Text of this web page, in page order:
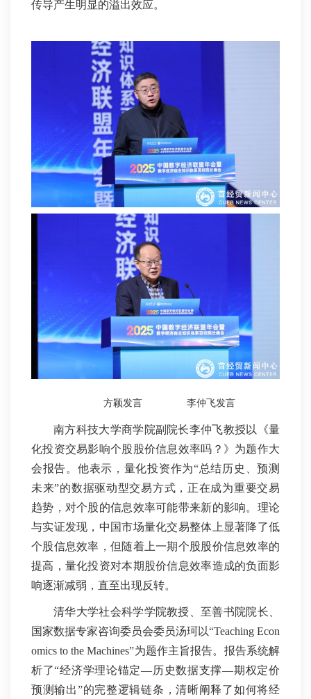
传导产生明显的溢出效应。
方颖发言 李仲飞发言
南方科技大学商学院副院长李仲飞教授以《量
化投资交易影响个股股价信息效率吗？》为题作大
会报告。他表示 ，量化投资作为“总结历史、预测
未来”的数据驱动型交易方式，正在成为重要交易
趋势，对个股的信息效率可能带来新的影响。理论
与实证发现，中国市场量化交易整体上显著降了低
个股信息效率，但随着上一期个股股价信息效率的
提高，量化投资对本期股价信息效率造成的负面影
响逐渐减弱，直至出现反转。
清华大学社会科学学院教授、至善书院院长、
国家数据专家咨询委员会委员汤珂以“Teaching Econ
omics to the Machines”为题作主旨报告。报告系统解
析了“经济学理论锚定—历史数据支撑—期权定价
预测输出”的完整逻辑链条，清晰阐释了如何将经